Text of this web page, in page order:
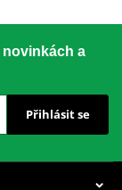
a
Přihlásit se